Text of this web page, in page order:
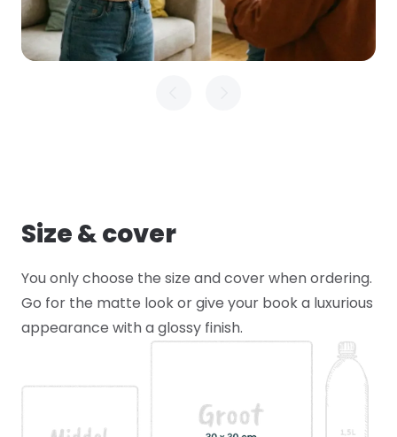
Size & cover
You only choose the size and cover when ordering.
Go for the matte look or give your book a luxurious
appearance with a glossy finish.